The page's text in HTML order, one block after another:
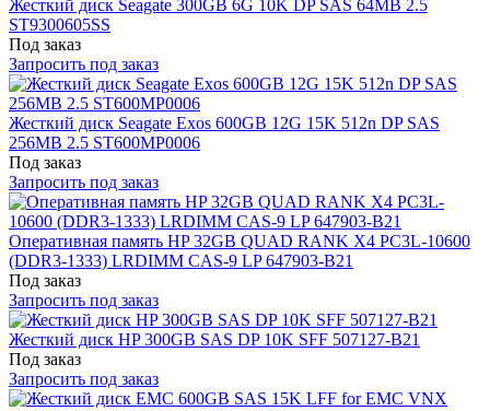
Жесткий диск Seagate 300GB 6G 10K DP SAS 64MB 2.5
ST9300605SS
Под заказ
Запросить под заказ
Жесткий диск Seagate Exos 600GB 12G 15K 512n DP SAS
256MB 2.5 ST600MP0006
Под заказ
Запросить под заказ
Оперативная память HP 32GB QUAD RANK X4 PC3L-10600
(DDR3-1333) LRDIMM CAS-9 LP 647903-B21
Под заказ
Запросить под заказ
Жесткий диск HP 300GB SAS DP 10K SFF 507127-B21
Под заказ
Запросить под заказ